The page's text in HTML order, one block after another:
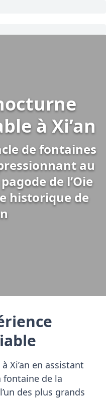
à Xi’an
de fontaines
au
de l’Oie
historique de
Xi’an en assistant
fontaine de la
des plus grands